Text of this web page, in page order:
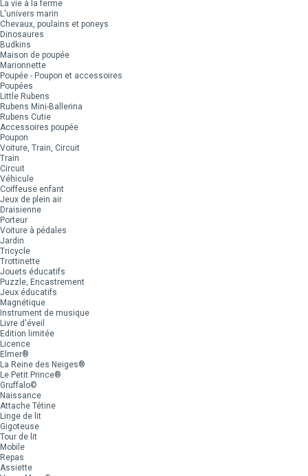
La vie à la ferme
L'univers marin
Chevaux, poulains et poneys
Dinosaures
Budkins
Maison de poupée
Marionnette
Poupée - Poupon et accessoires
Poupées
Little Rubens
Rubens Mini-Ballerina
Rubens Cutie
Accessoires poupée
Poupon
Voiture, Train, Circuit
Train
Circuit
Véhicule
Coiffeuse enfant
Jeux de plein air
Draisienne
Porteur
Voiture à pédales
Jardin
Tricycle
Trottinette
Jouets éducatifs
Puzzle, Encastrement
Jeux éducatifs
Magnétique
Instrument de musique
Livre d'éveil
Edition limitée
Licence
Elmer®
La Reine des Neiges®
Le Petit Prince®
Gruffalo©
Naissance
Attache Tétine
Linge de lit
Gigoteuse
Tour de lit
Mobile
Repas
Assiette